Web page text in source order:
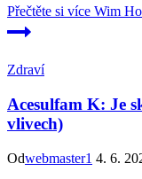
Přečtěte si více Wim
Zdraví
Acesulfam K: Je
vlivech)
Odwebmaster1 4. 6.